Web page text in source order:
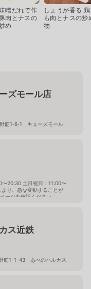
噌だれで作
肉とナスの
め
しょうが香る
も肉とナスの炒
物
ズモール店
筋1‐6‐1 キューズモール
20:30 土日祝日：11:00〜
り、急な変動することが
ージを確認ください
ス近鉄
筋1-1-43 あべのハルカス